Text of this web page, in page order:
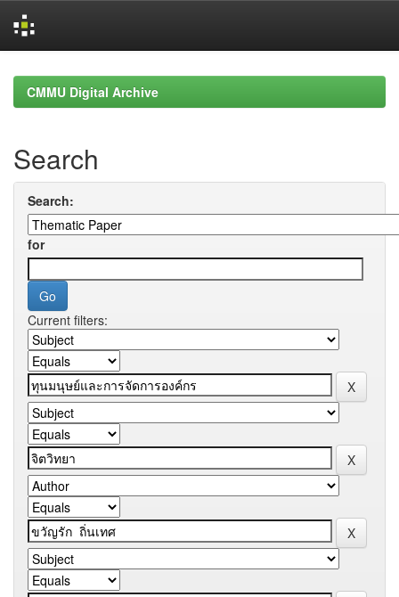
navigationCMMU Digital Archive
Search
Search:
for
Current filters: